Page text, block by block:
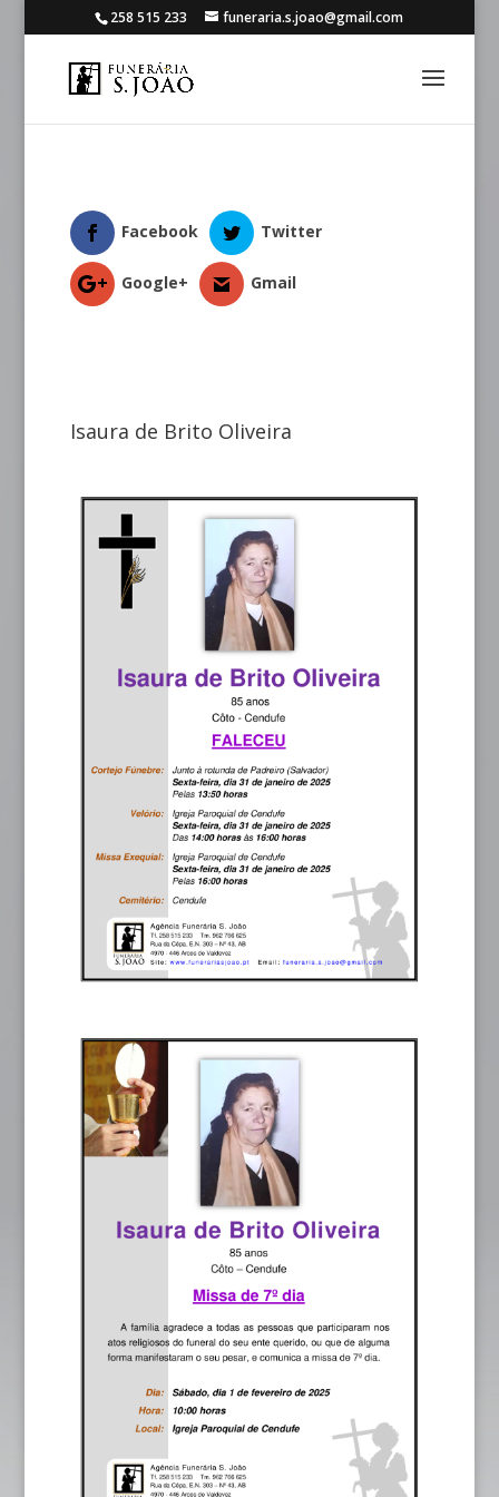
258 515 233 funeraria.s.joao@gmail.com
Facebook Twitter
Google+ Gmail
Isaura de Brito Oliveira